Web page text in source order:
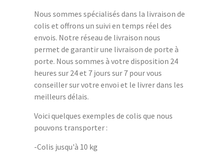
Nous sommes spécialisés dans la livraison de
colis et offrons un suivi en temps réel des
envois. Notre réseau de livraison nous
permet de garantir une livraison de porte à
porte. Nous sommes à votre disposition 24
heures sur 24 et 7 jours sur 7 pour vous
conseiller sur votre envoi et le livrer dans les
meilleurs délais.
Voici quelques exemples de colis que nous
pouvons transporter :
-Colis jusqu'à 10 kg